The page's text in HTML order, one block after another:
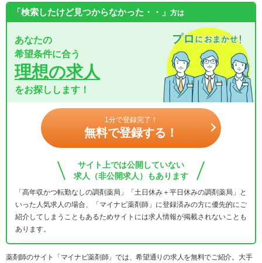
「検索したけど見つからなかった・・」 方は
あなたの
希望条件に合う
理想の求人
をお探しします！
1分で登録完了！
無料で登録する！
サイト上では公開していない
求人（非公開求人）もあります
「高年収かつ転勤なしの調剤薬局」「土日休み＋平日休みの調剤薬局」と
いった人気求人の場合、「マイナビ薬剤師」に登録済みの方に優先的にご
紹介してしまうこともあるためサイトには求人情報が掲載されないことも
あります。
薬剤師のサイト「マイナビ薬剤師」では、希望通りの求人を無料でご紹介。大手